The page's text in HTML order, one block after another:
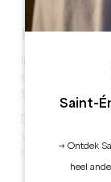
In 2015 kende
en Dorpen van
tijdens de
De stad heeft
Saint-
→ Ontdek
heel